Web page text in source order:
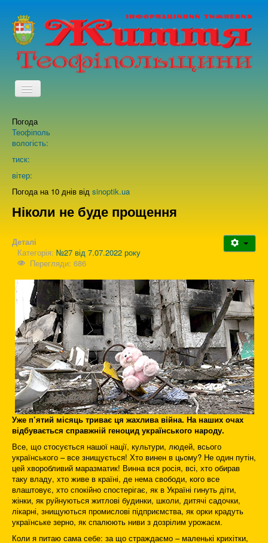
TPL_PROTOSTAR_TOGGLE_MENU
Про нас
Зворотній зв'язок
Погода
Теофіполь
вологість:
тиск:
вітер:
Погода на 10 днів від sinoptik.ua
Ніколи не буде прощення
Деталі
Категорія: №27 від 7.07.2022 року
Перегляди: 686
Уже п’ятий місяць триває ця жахлива війна. На наших очах
відбувається справжній геноцид українського народу.
Все, що стосується нашої нації, культури, людей, всього
українського – все знищується! Хто винен в цьому? Не один путін,
цей хворобливий маразматик! Винна вся росія, всі, хто обирав
таку владу, хто живе в країні, де нема свободи, кого все
влаштовує, хто спокійно спостерігає, як в Україні гинуть діти,
жінки, як руйнуються житлові будинки, школи, дитячі садочки,
лікарні, знищуються промислові під­при­ємства, як орки крадуть
українське зерно, як спалюють ниви з дозрілим урожаєм.
Коли я питаю сама себе: за що страждаємо – маленькі крихітки,